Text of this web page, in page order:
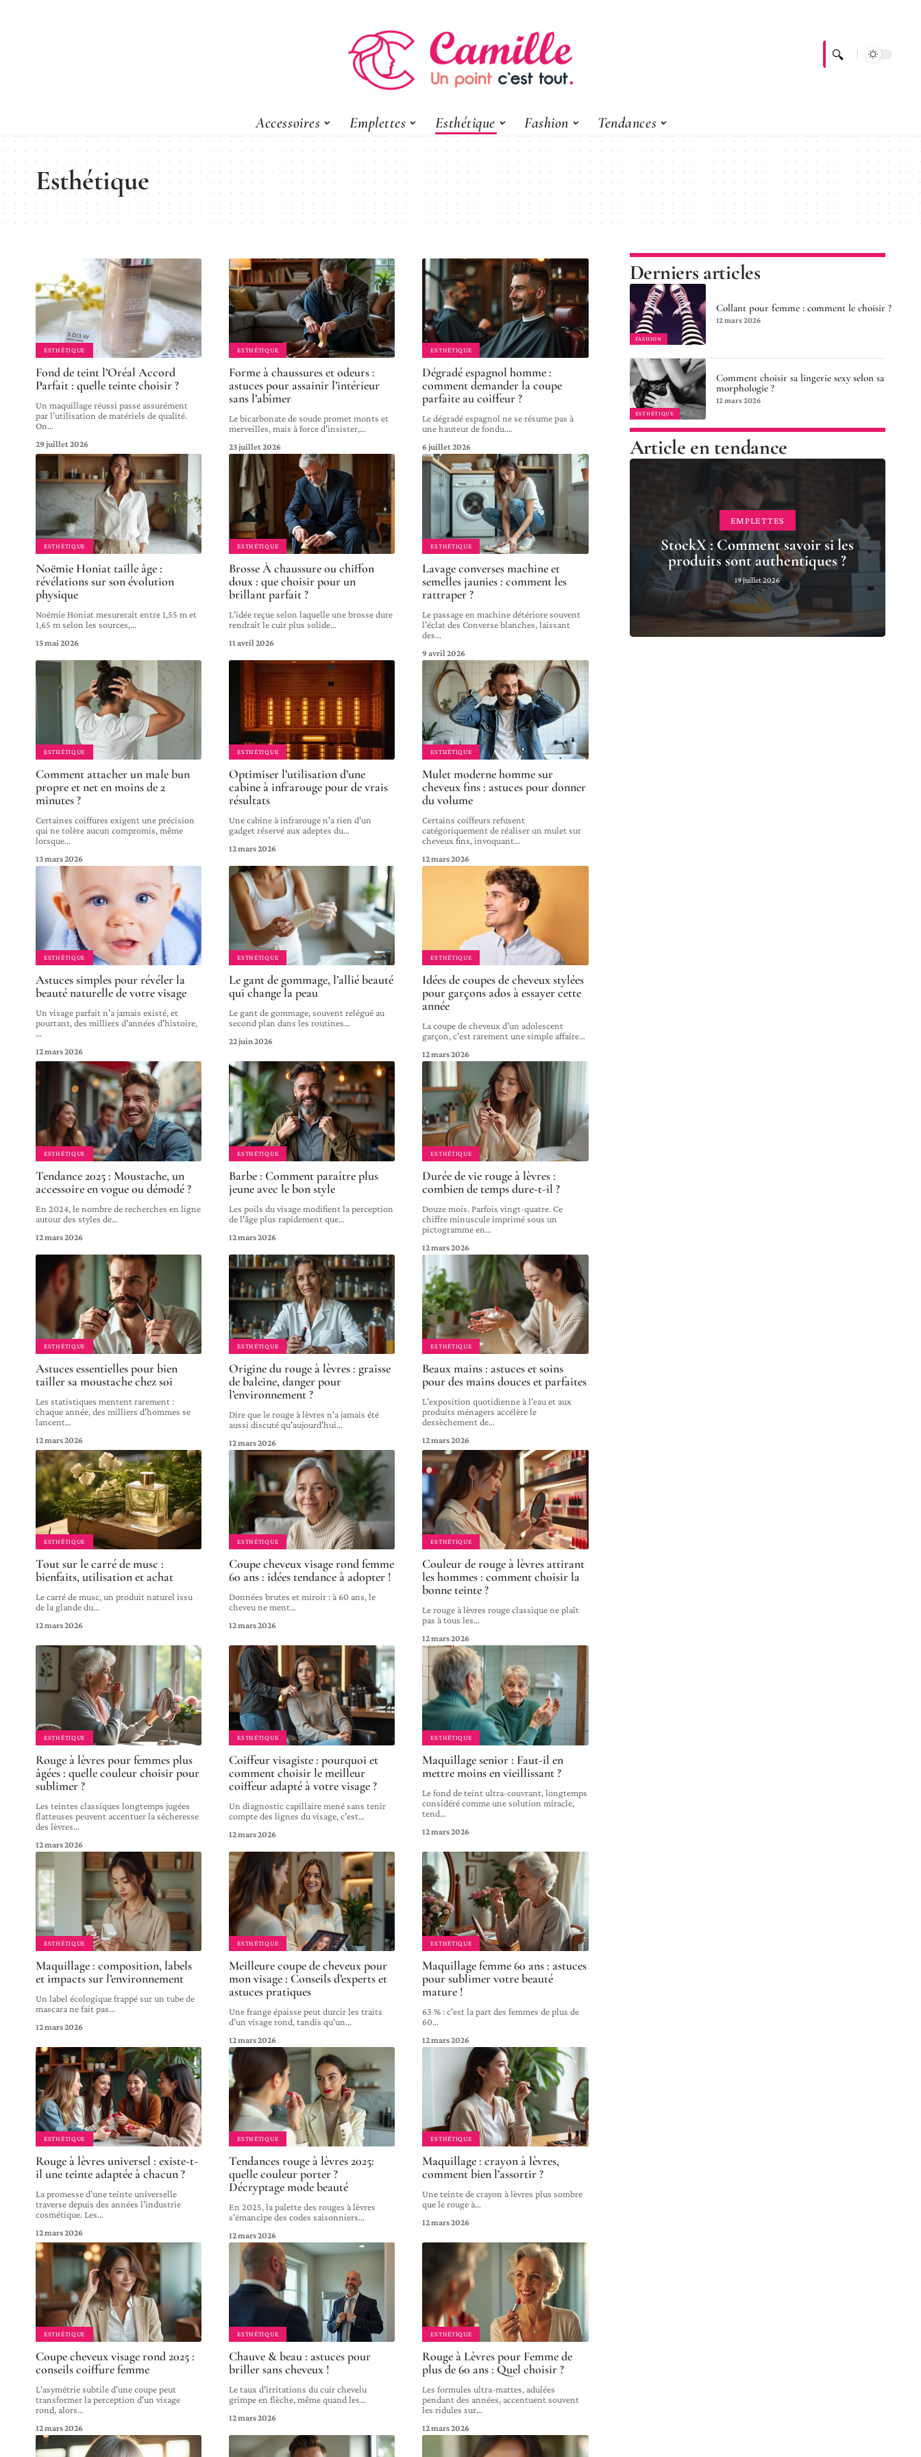
Accessoires Emplettes Esthétique Fashion Tendances
Esthétique
ESTHÉTIQUE
Fond de teint l’Oréal Accord
Parfait : quelle teinte choisir ?
Un maquillage réussi passe assurément
par l’utilisation de matériels de qualité.
On…
29 juillet 2026
ESTHÉTIQUE
Forme à chaussures et odeurs :
astuces pour assainir l’intérieur
sans l’abîmer
Le bicarbonate de soude promet monts et
merveilles, mais à force d'insister,…
23 juillet 2026
ESTHÉTIQUE
Dégradé espagnol homme :
comment demander la coupe
parfaite au coiffeur ?
Le dégradé espagnol ne se résume pas à
une hauteur de fondu.…
6 juillet 2026
ESTHÉTIQUE
Noëmie Honiat taille âge :
révélations sur son évolution
physique
Noëmie Honiat mesurerait entre 1,55 m et
1,65 m selon les sources,…
15 mai 2026
ESTHÉTIQUE
Brosse À chaussure ou chiffon
doux : que choisir pour un
brillant parfait ?
L'idée reçue selon laquelle une brosse dure
rendrait le cuir plus solide…
11 avril 2026
ESTHÉTIQUE
Lavage converses machine et
semelles jaunies : comment les
rattraper ?
Le passage en machine détériore souvent
l'éclat des Converse blanches, laissant
des…
9 avril 2026
ESTHÉTIQUE
Comment attacher un male bun
propre et net en moins de 2
minutes ?
Certaines coiffures exigent une précision
qui ne tolère aucun compromis, même
lorsque…
13 mars 2026
ESTHÉTIQUE
Optimiser l’utilisation d’une
cabine à infrarouge pour de vrais
résultats
Une cabine à infrarouge n'a rien d'un
gadget réservé aux adeptes du…
12 mars 2026
ESTHÉTIQUE
Mulet moderne homme sur
cheveux fins : astuces pour donner
du volume
Certains coiffeurs refusent
catégoriquement de réaliser un mulet sur
cheveux fins, invoquant…
12 mars 2026
ESTHÉTIQUE
Astuces simples pour révéler la
beauté naturelle de votre visage
Un visage parfait n'a jamais existé, et
pourtant, des milliers d'années d'histoire,
…
12 mars 2026
ESTHÉTIQUE
Le gant de gommage, l’allié beauté
qui change la peau
Le gant de gommage, souvent relégué au
second plan dans les routines…
22 juin 2026
ESTHÉTIQUE
Idées de coupes de cheveux stylées
pour garçons ados à essayer cette
année
La coupe de cheveux d'un adolescent
garçon, c'est rarement une simple affaire…
12 mars 2026
ESTHÉTIQUE
Tendance 2025 : Moustache, un
accessoire en vogue ou démodé ?
En 2024, le nombre de recherches en ligne
autour des styles de…
12 mars 2026
ESTHÉTIQUE
Barbe : Comment paraître plus
jeune avec le bon style
Les poils du visage modifient la perception
de l'âge plus rapidement que…
12 mars 2026
ESTHÉTIQUE
Durée de vie rouge à lèvres :
combien de temps dure-t-il ?
Douze mois. Parfois vingt-quatre. Ce
chiffre minuscule imprimé sous un
pictogramme en…
12 mars 2026
ESTHÉTIQUE
Astuces essentielles pour bien
tailler sa moustache chez soi
Les statistiques mentent rarement :
chaque année, des milliers d'hommes se
lancent…
12 mars 2026
ESTHÉTIQUE
Origine du rouge à lèvres : graisse
de baleine, danger pour
l’environnement ?
Dire que le rouge à lèvres n'a jamais été
aussi discuté qu'aujourd'hui…
12 mars 2026
ESTHÉTIQUE
Beaux mains : astuces et soins
pour des mains douces et parfaites
L'exposition quotidienne à l'eau et aux
produits ménagers accélère le
dessèchement de…
12 mars 2026
ESTHÉTIQUE
Tout sur le carré de musc :
bienfaits, utilisation et achat
Le carré de musc, un produit naturel issu
de la glande du…
12 mars 2026
ESTHÉTIQUE
Coupe cheveux visage rond femme
60 ans : idées tendance à adopter !
Données brutes et miroir : à 60 ans, le
cheveu ne ment…
12 mars 2026
ESTHÉTIQUE
Couleur de rouge à lèvres attirant
les hommes : comment choisir la
bonne teinte ?
Le rouge à lèvres rouge classique ne plaît
pas à tous les…
12 mars 2026
ESTHÉTIQUE
Rouge à lèvres pour femmes plus
âgées : quelle couleur choisir pour
sublimer ?
Les teintes classiques longtemps jugées
flatteuses peuvent accentuer la sécheresse
des lèvres…
12 mars 2026
ESTHÉTIQUE
Coiffeur visagiste : pourquoi et
comment choisir le meilleur
coiffeur adapté à votre visage ?
Un diagnostic capillaire mené sans tenir
compte des lignes du visage, c'est…
12 mars 2026
ESTHÉTIQUE
Maquillage senior : Faut-il en
mettre moins en vieillissant ?
Le fond de teint ultra-couvrant, longtemps
considéré comme une solution miracle,
tend…
12 mars 2026
ESTHÉTIQUE
Maquillage : composition, labels
et impacts sur l’environnement
Un label écologique frappé sur un tube de
mascara ne fait pas…
12 mars 2026
ESTHÉTIQUE
Meilleure coupe de cheveux pour
mon visage : Conseils d’experts et
astuces pratiques
Une frange épaisse peut durcir les traits
d'un visage rond, tandis qu'un…
12 mars 2026
ESTHÉTIQUE
Maquillage femme 60 ans : astuces
pour sublimer votre beauté
mature !
63 % : c'est la part des femmes de plus de
60…
12 mars 2026
ESTHÉTIQUE
Rouge à lèvres universel : existe-t-
il une teinte adaptée à chacun ?
La promesse d'une teinte universelle
traverse depuis des années l'industrie
cosmétique. Les…
12 mars 2026
ESTHÉTIQUE
Tendances rouge à lèvres 2025:
quelle couleur porter ?
Décryptage mode beauté
En 2025, la palette des rouges à lèvres
s'émancipe des codes saisonniers…
12 mars 2026
ESTHÉTIQUE
Maquillage : crayon à lèvres,
comment bien l’assortir ?
Une teinte de crayon à lèvres plus sombre
que le rouge à…
12 mars 2026
ESTHÉTIQUE
Coupe cheveux visage rond 2025 :
conseils coiffure femme
L'asymétrie subtile d'une coupe peut
transformer la perception d'un visage
rond, alors…
12 mars 2026
ESTHÉTIQUE
Chauve & beau : astuces pour
briller sans cheveux !
Le taux d'irritations du cuir chevelu
grimpe en flèche, même quand les…
12 mars 2026
ESTHÉTIQUE
Rouge à Lèvres pour Femme de
plus de 60 ans : Quel choisir ?
Les formules ultra-mattes, adulées
pendant des années, accentuent souvent
les ridules sur…
12 mars 2026
Derniers articles
FASHION
Collant pour femme : comment le choisir ?
12 mars 2026
ESTHÉTIQUE
Comment choisir sa lingerie sexy selon sa
morphologie ?
12 mars 2026
Article en tendance
EMPLETTES
StockX : Comment savoir si les
produits sont authentiques ?
19 juillet 2026